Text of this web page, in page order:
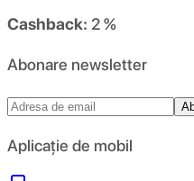
Cashback: 2 %
Abonare newsletter
Aplicație de mobil